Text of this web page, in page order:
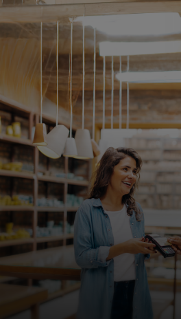
개인을 위한 서비스
기업을 위한 서비스
전 세계를 위한
혁신가를 위한 서비스
뉴스 및 트렌드